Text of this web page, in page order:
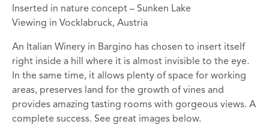
Inserted in nature concept – Sunken Lake
Viewing in Vocklabruck, Austria
An Italian Winery in Bargino has chosen to insert itself
right inside a hill where it is almost invisible to the eye.
In the same time, it allows plenty of space for working
areas, preserves land for the growth of vines and
provides amazing tasting rooms with gorgeous views. A
complete success. See great images below.